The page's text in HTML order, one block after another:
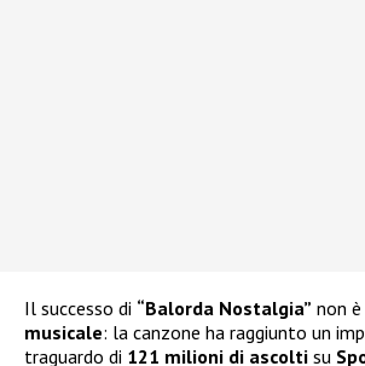
Il successo di “Balorda Nostalgia” non
musicale: la canzone ha raggiunto un
traguardo di 121 milioni di ascolti su